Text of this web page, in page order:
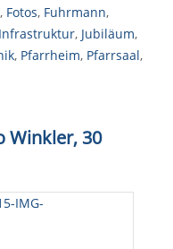
, Fotos, Fuhrmann,
Infrastruktur, Jubiläum,
, Pfarrheim, Pfarrsaal,
Winkler, 30